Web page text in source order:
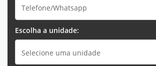
Escolha a unidade:
Selecione uma unidade